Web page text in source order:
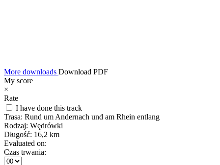
More downloads Download PDF
My score
×
Rate
I have done this track
Trasa: Rund um Andernach und am Rhein entlang
Rodzaj: Wędrówki
Długość: 16,2 km
Evaluated on:
Czas trwania: